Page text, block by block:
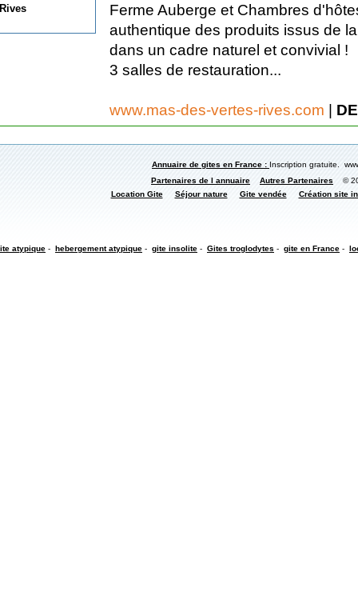
Ferme Auberge et Chambres
authentique des produits issus de
dans un cadre naturel et convivial !
3 salles de restauration...
www.mas-des-vertes-rives.com |
Annuaire de gites en France : Inscription gratuite.
Partenaires de l annuaire
Autres Partenaires ©
Location Gite
Séjour nature Gite vendée Création site
atypique - hebergement atypique - gite insolite - Gites troglodytes - gite en France -